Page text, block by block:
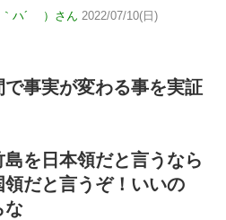
｀ハ´ ）さん 2022/07/10(日)
事実が変わる事を実証
を日本領だと言うなら
だと言うぞ！いいの
な